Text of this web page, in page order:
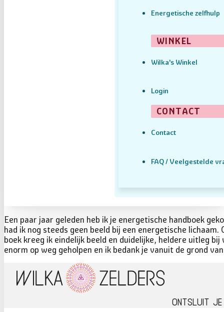
Energetische zelfhulp
WINKEL
Wilka's Winkel
Login
CONTACT
Contact
FAQ / Veelgestelde
Een paar jaar geleden heb ik je energetische handboek
had ik nog steeds geen beeld bij een energetische
boek kreeg ik eindelijk beeld en duidelijke, heldere uitleg
enorm op weg geholpen en ik bedank je vanuit de grond
Ontsluit je